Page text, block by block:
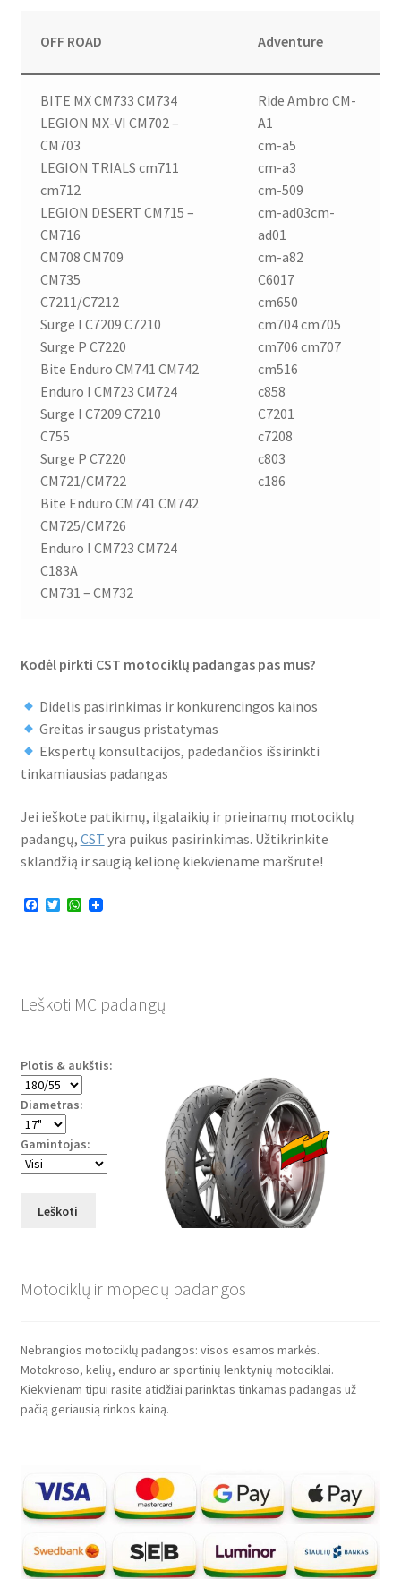
OFF ROAD Adventure
BITE MX CM733 CM734
LEGION MX-VI CM702 –
CM703
LEGION TRIALS cm711
cm712
LEGION DESERT CM715 –
CM716
CM708 CM709
CM735
C7211/C7212
Surge I C7209 C7210
Surge P C7220
Bite Enduro CM741 CM742
Enduro I CM723 CM724
Surge I C7209 C7210
C755
Surge P C7220
CM721/CM722
Bite Enduro CM741 CM742
CM725/CM726
Enduro I CM723 CM724
C183A
CM731 – CM732
Ride Ambro CM-
A1
cm-a5
cm-a3
cm-509
cm-ad03cm-
ad01
cm-a82
C6017
cm650
cm704 cm705
cm706 cm707
cm516
c858
C7201
c7208
c803
c186
Kodėl pirkti CST motociklų padangas pas mus?
Didelis pasirinkimas ir konkurencingos kainos
Greitas ir saugus pristatymas
Ekspertų konsultacijos, padedančios išsirinkti
tinkamiausias padangas
Jei ieškote patikimų, ilgalaikių ir prieinamų motociklų
padangų, CST yra puikus pasirinkimas. Užtikrinkite
sklandžią ir saugią kelionę kiekviename maršrute!
F
k
T
W
p
Leškoti MC padangų
Plotis & aukštis:
Diametras:
Gamintojas:
Leškoti
Motociklų ir mopedų padangos
Nebrangios motociklų padangos: visos esamos markės.
Motokroso, kelių, enduro ar sportinių lenktynių motociklai.
Kiekvienam tipui rasite atidžiai parinktas tinkamas padangas už
pačią geriausią rinkos kainą.